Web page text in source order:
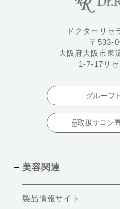
ドクターリセ
〒533-
大阪府大阪市東
1-7-17リ
グループ
取扱サロン
美容関連
製品情報サイト